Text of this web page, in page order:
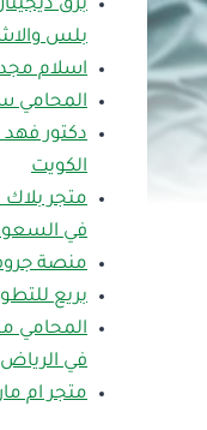
برق
بلس
اسلام
المحامي
دكتور
الكويت
متجر
في
منصة
بريع
المحامي
في الرياض
متجر ام